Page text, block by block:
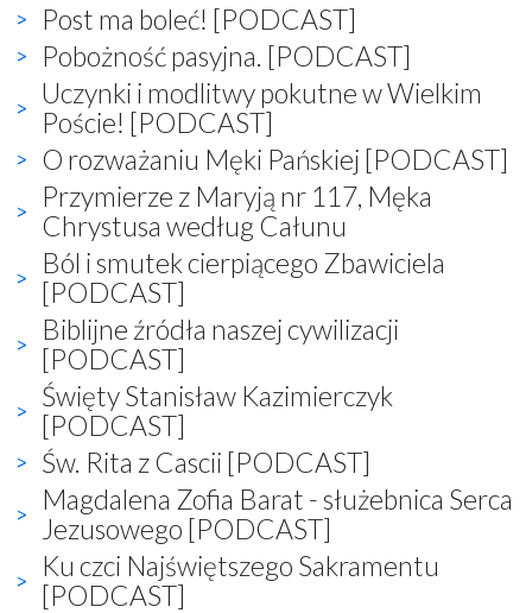
Post ma boleć! [PODCAST]
Pobożność pasyjna. [PODCAST]
Uczynki i modlitwy pokutne w Wielkim
Poście! [PODCAST]
O rozważaniu Męki Pańskiej [PODCAST]
Przymierze z Maryją nr 117, Męka
Chrystusa według Całunu
Ból i smutek cierpiącego Zbawiciela
[PODCAST]
Biblijne źródła naszej cywilizacji
[PODCAST]
Święty Stanisław Kazimierczyk
[PODCAST]
Św. Rita z Cascii [PODCAST]
Magdalena Zofia Barat - służebnica Serca
Jezusowego [PODCAST]
Ku czci Najświętszego Sakramentu
[PODCAST]